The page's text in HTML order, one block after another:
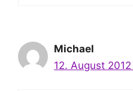
Michael
12. August